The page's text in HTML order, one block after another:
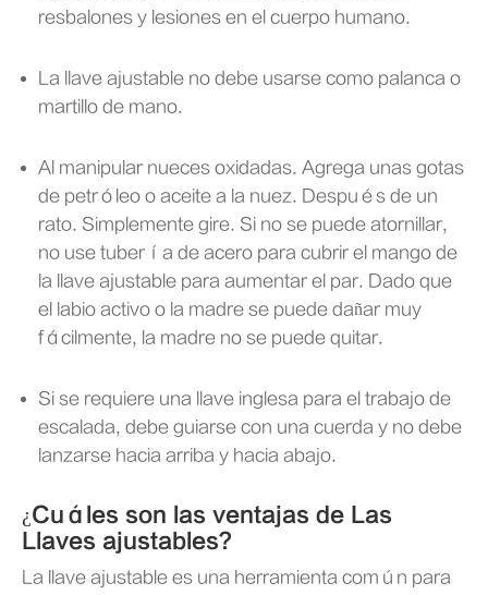
resbalones y lesiones en el cuerpo humano.
La llave ajustable no debe usarse como palanca o
martillo de mano.
Al manipular nueces oxidadas. Agrega unas gotas
de petróleo o aceite a la nuez. Después de un
rato. Simplemente gire. Si no se puede atornillar,
no use tubería de acero para cubrir el mango de
la llave ajustable para aumentar el par. Dado que
el labio activo o la madre se puede dañar muy
fácilmente, la madre no se puede quitar.
Si se requiere una llave inglesa para el trabajo de
escalada, debe guiarse con una cuerda y no debe
lanzarse hacia arriba y hacia abajo.
¿Cuáles son las ventajas de Las
Llaves ajustables?
La llave ajustable es una herramienta común para